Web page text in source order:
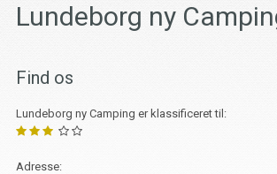
Lundeborg ny
Find os
Lundeborg ny Camping er klassificeret til:
Adresse: